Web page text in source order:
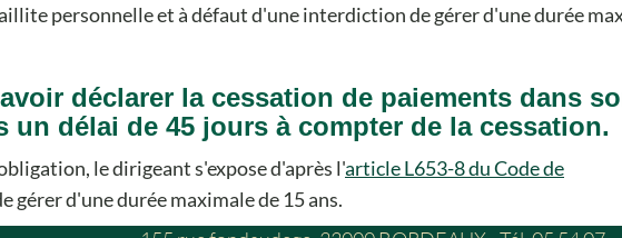
personnelle et à défaut d'une interdiction de gérer d'une durée
déclarer la cessation de paiements dans
un délai de 45 jours à compter de la cessation.
le dirigeant s'expose d'après l'article L653-8 du Code de
gérer d'une durée maximale de 15 ans.